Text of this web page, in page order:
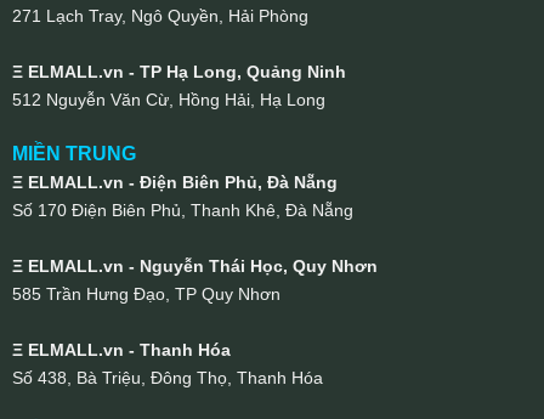
271 Lạch Tray, Ngô Quyền, Hải Phòng
Ξ ELMALL.vn - TP Hạ Long, Quảng Ninh
512 Nguyễn Văn Cừ, Hồng Hải, Hạ Long
MIỀN TRUNG
Ξ ELMALL.vn - Điện Biên Phủ, Đà Nẵng
Số 170 Điện Biên Phủ, Thanh Khê, Đà Nẵng
Ξ ELMALL.vn - Nguyễn Thái Học, Quy Nhơn
585 Trần Hưng Đạo, TP Quy Nhơn
Ξ ELMALL.vn - Thanh Hóa
Số 438, Bà Triệu, Đông Thọ, Thanh Hóa